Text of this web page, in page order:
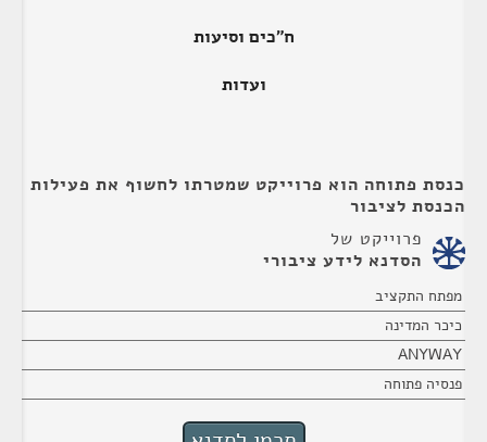
ח"כים וסיעות
ועדות
כנסת פתוחה הוא פרוייקט שמטרתו לחשוף את פעילות
הכנסת לציבור
פרוייקט של
הסדנא לידע ציבורי
מפתח התקציב
כיכר המדינה
ANYWAY
פנסיה פתוחה